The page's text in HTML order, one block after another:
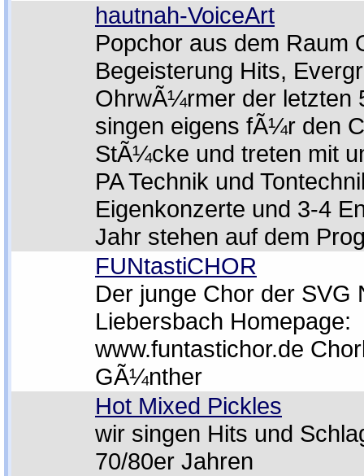
hautnah-VoiceArt
Popchor aus dem Raum
Begeisterung Hits,
OhrwÃ¼rmer der letzten
singen eigens fÃ¼r den
StÃ¼cke und treten mit
PA Technik und
Eigenkonzerte und 3-4
Jahr stehen auf dem
FUNtastiCHOR
Der junge Chor der SVG
Liebersbach Homepage:
www.funtastichor.de
GÃ¼nther
Hot Mixed Pickles
wir singen Hits und
70/80er Jahren